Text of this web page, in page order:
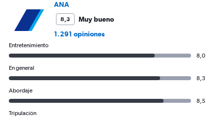
ANA
8,3
Muy bueno
1.291 opiniones
Entretenimiento
8,0
En general
8,3
Abordaje
8,5
Tripulación